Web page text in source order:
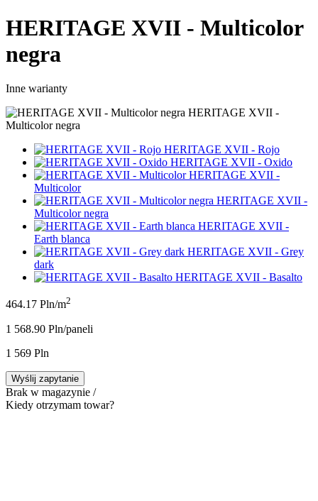
HERITAGE XVII - Multicolor
negra
Inne warianty
HERITAGE XVII -
Multicolor negra
HERITAGE XVII - Rojo
HERITAGE XVII - Oxido
HERITAGE XVII -
Multicolor
HERITAGE XVII -
Multicolor negra
HERITAGE XVII -
Earth blanca
HERITAGE XVII - Grey
dark
HERITAGE XVII - Basalto
464.17 Pln/m2
1 568.90 Pln/paneli
1 569 Pln
Wyślij zapytanie
Brak w magazynie /
Kiedy otrzymam towar?